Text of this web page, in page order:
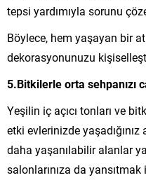
tepsi yardımıyla sorunu
Böylece, hem yaşayan bir
dekorasyonunuzu
5.Bitkilerle orta sehpanızı
Yeşilin iç açıcı tonları ve
etki evlerinizde
daha yaşanılabilir alanlar
salonlarınıza da